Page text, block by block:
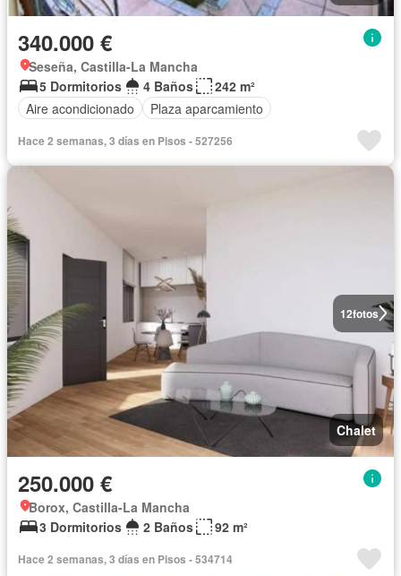
340.000 €
Seseña, Castilla-La Mancha
5 Dormitorios
4 Baños
242 m²
Aire acondicionado
Plaza aparcamiento
Hace 2 semanas, 3 días en Pisos - 527256
12fotos
Chalet
250.000 €
Borox, Castilla-La Mancha
3 Dormitorios
2 Baños 92 m²
Hace 2 semanas, 3 días en Pisos - 534714